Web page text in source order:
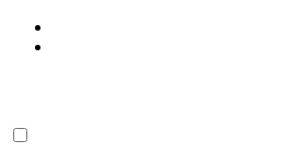
naar